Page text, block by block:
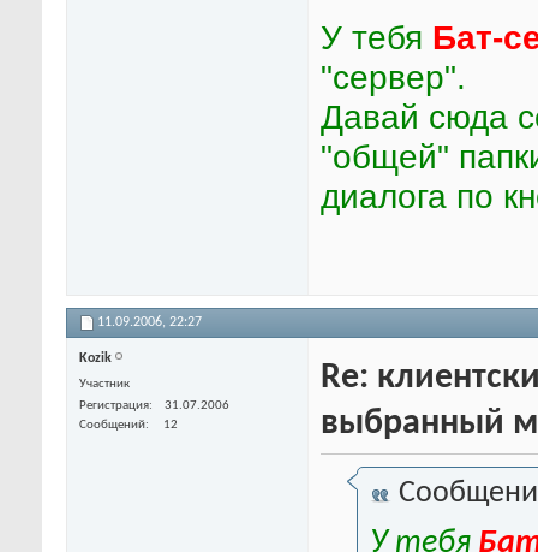
У тебя Бат-
"сервер".
Давай сюда
"общей"
диалога по
11.09.2006, 22:27
Kozik
Участник
Регистрация
31.07.2006
Сообщений
12
Re:
выбранный
У тебя